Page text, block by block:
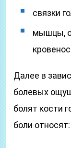
связки
мышцы,
Далее в
болевых
болят кости
боли относят: